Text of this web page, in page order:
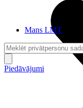
Mans LMT
Piedāvājumi